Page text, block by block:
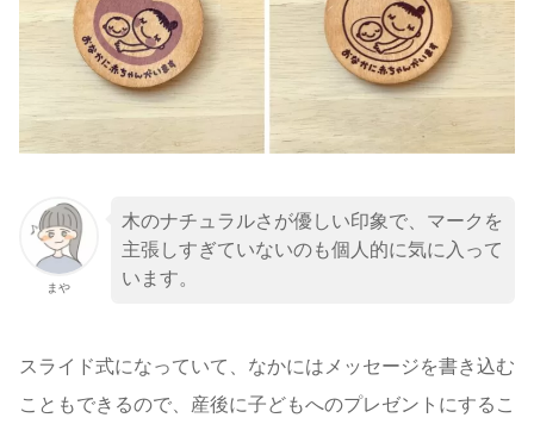
まや
木のナチュラルさが優しい印象で、マークを
主張しすぎていないのも個人的に気に入って
います。
スライド式になっていて、なかにはメッセージを書き込む
こともできるので、産後に子どもへのプレゼントにするこ